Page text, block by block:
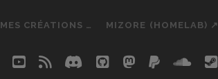
MES CRÉATIONS … MIZORE (HOMELAB) ↗
youtube
rss discord
githubmastodon
paypal